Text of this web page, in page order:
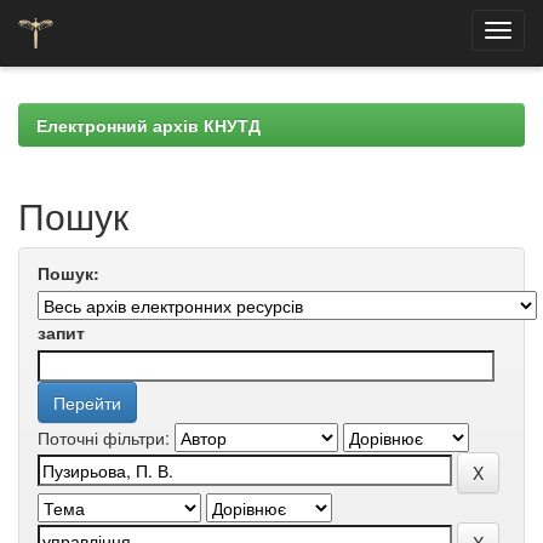
navigationЕлектронний архів КНУТД
Пошук
Пошук:
запит
Поточні фільтри: